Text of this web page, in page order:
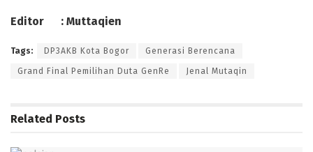
Editor : Muttaqien
Tags: DP3AKB Kota Bogor Generasi Berencana
Grand Final Pemilihan Duta GenRe Jenal Mutaqin
Related Posts